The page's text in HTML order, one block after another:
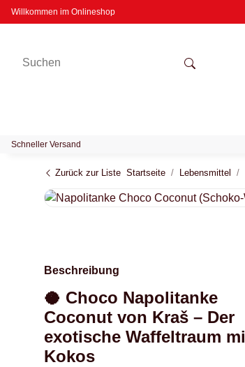
Willkommen im Onlineshop
Schneller Versand
Zurück zur Liste Startseite Lebensmittel
Beschreibung
🥥 Choco Napolitanke
Coconut von Kraš – Der
exotische Waffeltraum
Kokos